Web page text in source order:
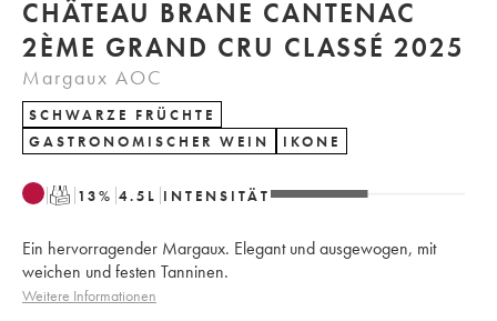
CHÂTEAU BRANE CANTENAC
2ÈME GRAND CRU CLASSÉ 2025
Margaux AOC
SCHWARZE FRÜCHTE
GASTRONOMISCHER WEIN
IKONE
T 13% 4.5 L INTENSITÄT
Ein hervorragender Margaux. Elegant und ausgewogen, mit
weichen und festen Tanninen.
Weitere Informationen